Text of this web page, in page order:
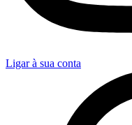
Ligar à sua conta